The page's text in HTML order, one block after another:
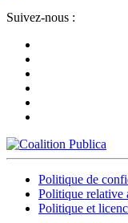
Suivez-nous :
Politique de
Politique relative
Politique et